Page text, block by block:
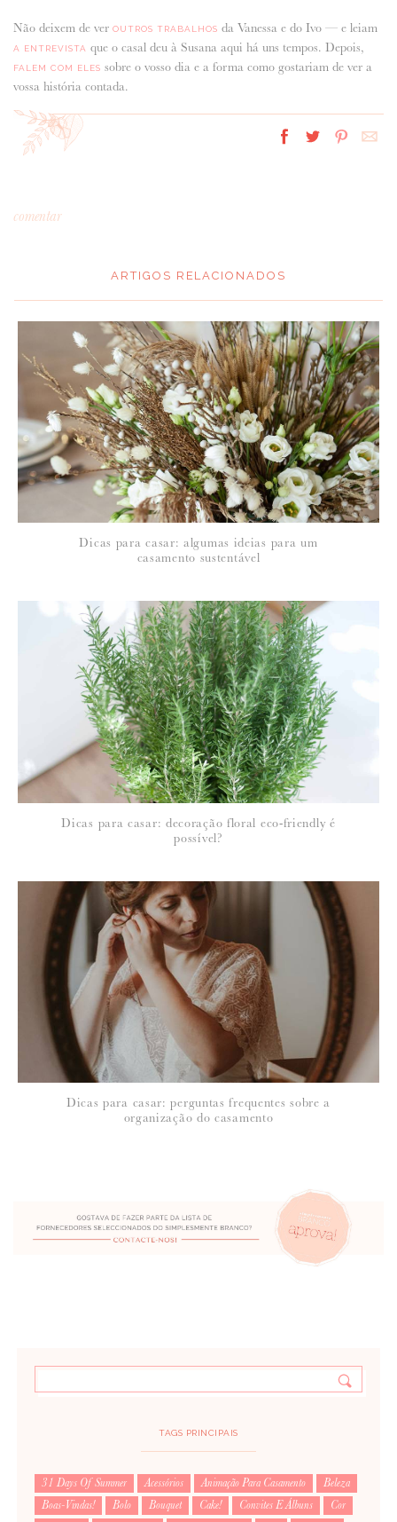
Não deixem de ver OUTROS TRABALHOS da Vanessa e do Ivo — e leiam
A ENTREVISTA que o casal deu à Susana aqui há uns tempos. Depois,
FALEM COM ELES sobre o vosso dia e a forma como gostariam de ver a
vossa história contada.
comentar
NOME*:
Para saber como tratamos e protegemos os seus dados, leia a nossa
política de privacidade
ARTIGOS RELACIONADOS
Dicas para casar: algumas ideias para um
casamento sustentável
Dicas para casar: decoração floral eco-friendly é
possível?
Dicas para casar: perguntas frequentes sobre a
organização do casamento
TAGS PRINCIPAIS
31 Days Of Summer Acessórios Animação Para Casamento
Beleza
Boas-Vindas!
Bolo Bouquet Cake! Convites E Álbuns
Cor